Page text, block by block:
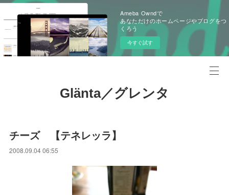
Ameba Owndで
あなただけのホームページやブログをつ
くろう
今すぐ試す
Glänta／グレンタ
チーズ 【テネレッラ】
2008.09.04 06:55